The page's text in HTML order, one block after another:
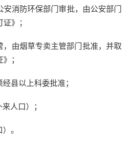
安消防环保部门审批，由公安部门
》；
，由烟草专卖主管部门批准，并取
；
县以上科委批准；
人口）；
。